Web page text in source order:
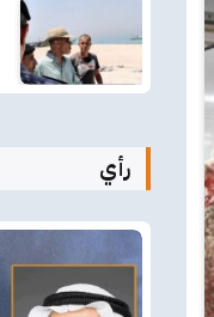
رأي